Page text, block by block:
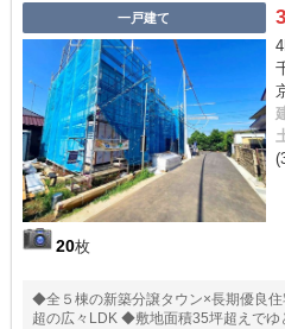
一戸建て
20枚
◆全５棟の新築分譲タウン×長期優良
超の広々LDK ◆敷地面積35坪超えでゆ